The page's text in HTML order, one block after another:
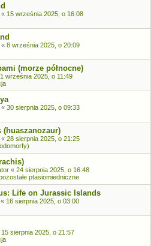
« 15 września 2025, o 16:08
« 8 września 2025, o 20:09
(morze północne)
1 września 2025, o 11:49
« 30 sierpnia 2025, o 09:33
(huaszanozaur)
« 28 sierpnia 2025, o 21:25
« 24 sierpnia 2025, o 16:48
ptasiomiedniczne
Life on Jurassic Islands
« 16 sierpnia 2025, o 03:00
15 sierpnia 2025, o 21:57